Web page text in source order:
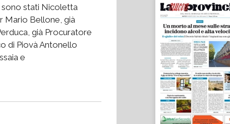
sono stati Nicoletta
Mario Bellone, già
già Procuratore
di Piovà Antonello
e